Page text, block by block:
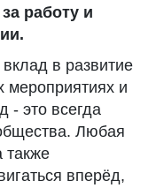
работу и
в развитие
мероприятиях и
- это всегда
Любая
также
вперёд,